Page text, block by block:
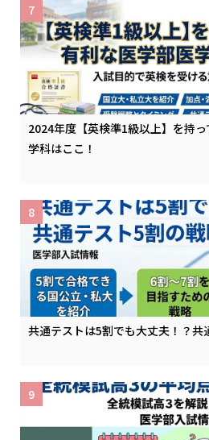
2024年度【英検準1級以上】を持
学科はここ！
7
共通テストは5割でも大丈夫！？共
8
9